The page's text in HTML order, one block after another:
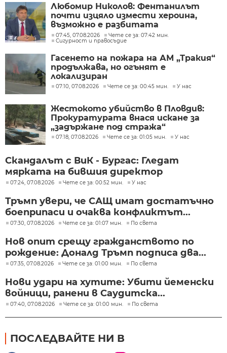
Любомир Николов: Фентанилът
почти изцяло измести хероина,
възможно е разбитата
лаборатория да е единствената у
нас
07:45, 07.08.2026
Чете се за: 07:42 мин.
Сигурност и правосъдие
Гасенето на пожара на АМ „Тракия“
продължава, но огънят е
локализиран
07:10, 07.08.2026 Чете се за: 00:45 мин. У нас
Жестокото убийство в Пловдив:
Прокуратурата внася искане за
„задържане под стража“
07:18, 07.08.2026 Чете се за: 01:05 мин. У нас
Скандалът с ВиК - Бургас: Гледат
мярката на бившия директор
07:24, 07.08.2026 Чете се за: 00:52 мин. У нас
Тръмп увери, че САЩ имат достатъчно
боеприпаси и очаква конфликтът...
07:30, 07.08.2026 Чете се за: 01:07 мин. По света
Нов опит срещу гражданството по
рождение: Доналд Тръмп подписа два...
07:35, 07.08.2026 Чете се за: 01:00 мин. По света
Нови удари на хутите: Убити йеменски
войници, ранени в Саудитска...
07:40, 07.08.2026 Чете се за: 01:00 мин. По света
ПОСЛЕДВАЙТЕ НИ В